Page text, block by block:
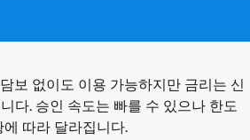
보 없이도 이용 가능하지만 금리는 신
다. 승인 속도는 빠를 수 있으나 한도
따라 달라집니다.